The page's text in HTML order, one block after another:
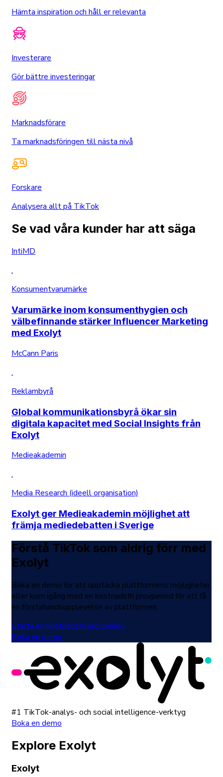
Hämta inspiration och håll er relevanta
Investerare
Gör bättre investeringar
Marknadsförare
Ta marknadsföringen till nästa nivå
Forskare
Analysera allt på TikTok
Se vad våra kunder har att säga
IntiMD
.
Konsumentvarumärke
Varumärke inom konsumenthygien och
välbefinnande stärker Influencer Marketing
med Exolyt
McCann Paris
.
Reklambyrå
Global kommunikationsbyrå ökar sin
digitala kapacitet med Social Insights från
Exolyt
Medieakademin
.
Media Research (ideell organisation)
Exolyt ger Medieakademin möjlighet att
främja mediedebatten i Sverige
Förstå TikTok som aldrig förr med
Exolyt
Boka en demo för att upptäcka plattformens möjligheter,
eller kom igång med en kostnadsfri provperiod för att få
en förstahandsupplevelse av plattformen.
Starta en kostnadsfri provperiod
Boka en demo
#1 TikTok-analys- och social intelligence-verktyg
Boka en demo
Explore Exolyt
Exolyt